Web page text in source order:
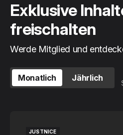
Exklusive
freischalten
Werde Mitglied und
Monatlich Jährlich
JUSTNICE